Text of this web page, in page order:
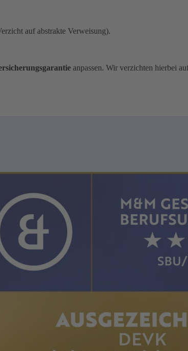
auf abstrakte Verweisung).
anpassen. Wir verzichten hierbei